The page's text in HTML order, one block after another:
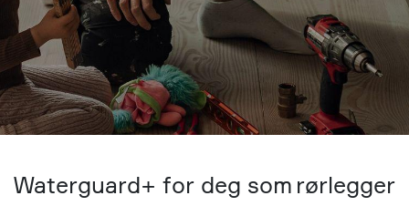
Waterguard+ for deg som rørlegger